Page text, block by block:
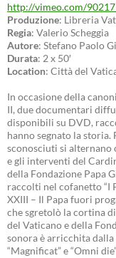
http://vimeo.com/
Produzione: Libreria
Regia: Valerio Scheggia
Autore: Stefano Paolo
Durata: 2 x 50′
Location: Città del
In occasione della
II, due documentari
disponibili su DVD,
hanno segnato la
sconosciuti si alternano
e gli interventi del
della Fondazione Papa
raccolti nel cofanetto “I
XXIII – Il Papa fuori
che sgretolò la cortina
del Vaticano e della
sonora è arricchita
“Magnificat” e “Omni